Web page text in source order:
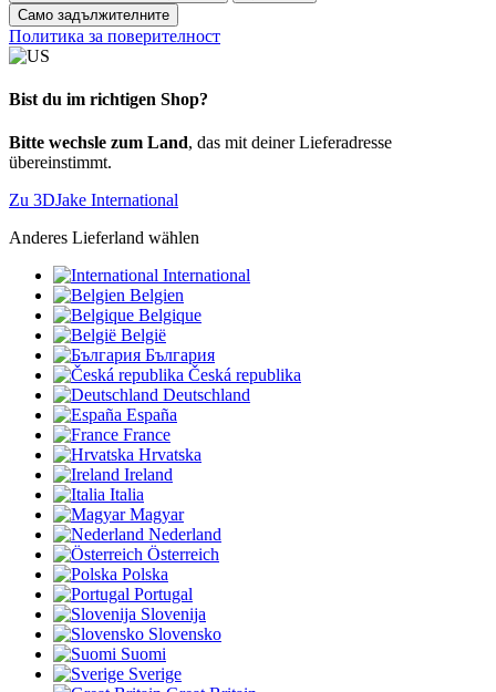
Само задължителните
Политика за поверителност
Bist du im richtigen Shop?
Bitte wechsle zum Land, das mit deiner Lieferadresse
übereinstimmt.
Zu 3DJake International
Anderes Lieferland wählen
International
Belgien
Belgique
België
България
Česká republika
Deutschland
España
France
Hrvatska
Ireland
Italia
Magyar
Nederland
Österreich
Polska
Portugal
Slovenija
Slovensko
Suomi
Sverige